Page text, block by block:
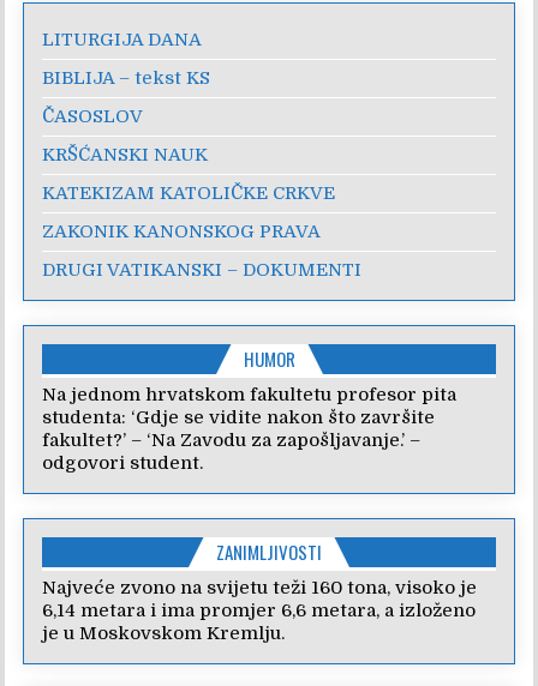
LITURGIJA DANA
BIBLIJA – tekst KS
ČASOSLOV
KRŠĆANSKI NAUK
KATEKIZAM KATOLIČKE CRKVE
ZAKONIK KANONSKOG PRAVA
DRUGI VATIKANSKI – DOKUMENTI
HUMOR
Na jednom hrvatskom fakultetu profesor pita
studenta: ‘Gdje se vidite nakon što završite
fakultet?’ – ‘Na Zavodu za zapošljavanje.’ –
odgovori student.
ZANIMLJIVOSTI
Najveće zvono na svijetu teži 160 tona, visoko je
6,14 metara i ima promjer 6,6 metara, a izloženo
je u Moskovskom Kremlju.